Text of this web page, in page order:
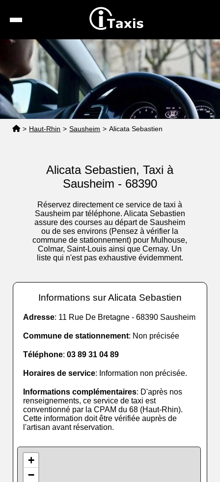
Recherche
Calcul de tarif
Taxis conventionnés
Espace pro
> Haut-Rhin > Sausheim > Alicata Sebastien
Alicata Sebastien, Taxi à
Sausheim - 68390
Réservez directement ce service de taxi à
Sausheim par téléphone. Alicata Sebastien
assure des courses au départ de Sausheim
ou de ses environs (Pensez à vérifier la
commune de stationnement) pour Mulhouse,
Colmar, Saint-Louis ainsi que Cernay. Un
liste qui n'est pas exhaustive évidemment.
Informations sur Alicata Sebastien
Adresse: 11 Rue De Bretagne - 68390 Sausheim
Commune de stationnement: Non précisée
Téléphone:03 89 31 04 89
Horaires de service: Information non précisée.
Informations complémentaires: D'après nos
renseignements, ce service de taxi est
conventionné par la CPAM du 68 (Haut-Rhin).
Cette information doit être vérifiée auprès de
l'artisan avant réservation.
+
−